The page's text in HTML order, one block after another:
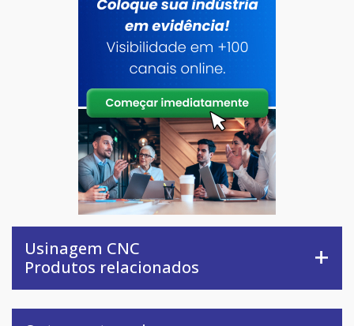
Usinagem CNC
Produtos relacionados